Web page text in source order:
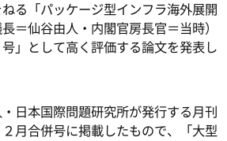
る「パッケージ型インフラ海外展開
＝仙谷由人・内閣官房長官＝当時）
」として高く評価する論文を発表し
日本国際問題研究所が発行する月刊
月合併号に掲載したもので、「大型